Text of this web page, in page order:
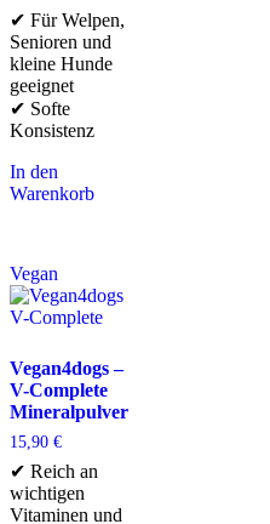
✔ Für Welpen,
Senioren und
kleine Hunde
geeignet
✔ Softe
Konsistenz
In den
Warenkorb
Vegan
Vegan4dogs –
V-Complete
Mineralpulver
15,90 €
✔ Reich an
wichtigen
Vitaminen und